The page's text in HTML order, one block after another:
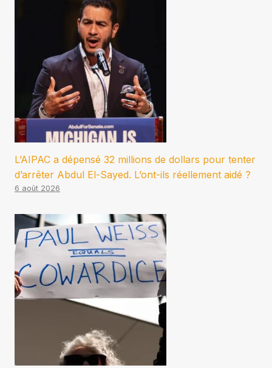
L’AIPAC a dépensé 32 millions de dollars pour tenter
d’arrêter Abdul El-Sayed. L’ont-ils réellement aidé ?
6 août 2026